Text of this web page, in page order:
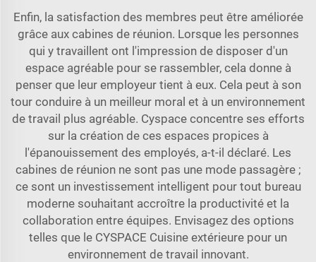
Enfin, la satisfaction des membres peut être améliorée
grâce aux cabines de réunion. Lorsque les personnes
qui y travaillent ont l'impression de disposer d'un
espace agréable pour se rassembler, cela donne à
penser que leur employeur tient à eux. Cela peut à son
tour conduire à un meilleur moral et à un environnement
de travail plus agréable. Cyspace concentre ses efforts
sur la création de ces espaces propices à
l'épanouissement des employés, a-t-il déclaré. Les
cabines de réunion ne sont pas une mode passagère ;
ce sont un investissement intelligent pour tout bureau
moderne souhaitant accroître la productivité et la
collaboration entre équipes. Envisagez des options
telles que le CYSPACE Cuisine extérieure pour un
environnement de travail innovant.